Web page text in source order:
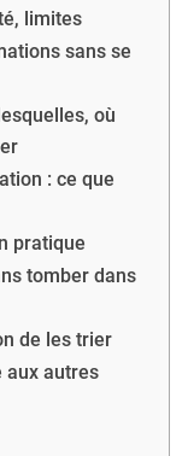
limites
sans se
où
: ce que
pratique
tomber dans
de les trier
aux autres